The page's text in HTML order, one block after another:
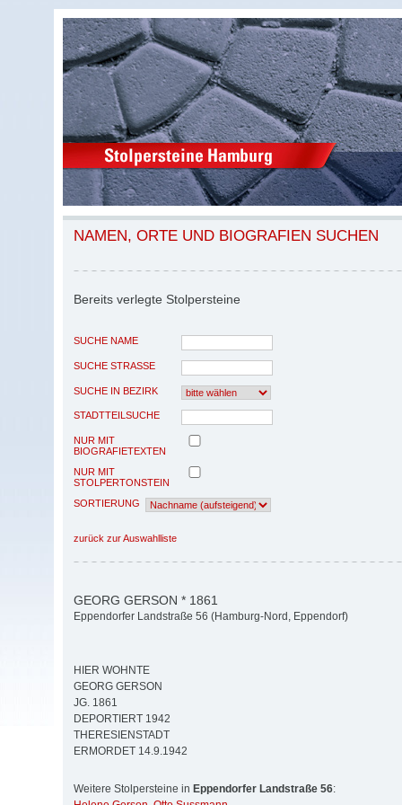
NAMEN, ORTE UND BIOGRAFIEN SUCHEN
Bereits verlegte Stolpersteine
SUCHE NAME
SUCHE STRASSE
SUCHE IN BEZIRK
STADTTEILSUCHE
NUR MIT
BIOGRAFIETEXTEN
NUR MIT
STOLPERTONSTEIN
SORTIERUNG
zurück zur Auswahlliste
GEORG GERSON * 1861
Eppendorfer Landstraße 56 (Hamburg-Nord, Eppendorf)
HIER WOHNTE
GEORG GERSON
JG. 1861
DEPORTIERT 1942
THERESIENSTADT
ERMORDET 14.9.1942
Weitere Stolpersteine in Eppendorfer Landstraße 56: